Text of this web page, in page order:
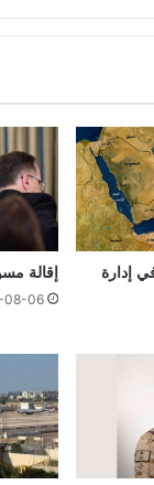
إدارة
إقالة
08-06